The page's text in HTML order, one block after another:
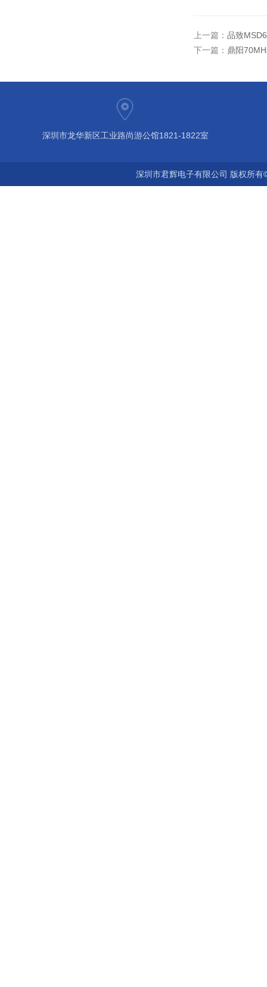
上一篇： 品致
下一篇： 鼎阳
深圳市龙华新区工业路尚游公馆1821-1822室
深圳市君辉电子有限公司 版权所